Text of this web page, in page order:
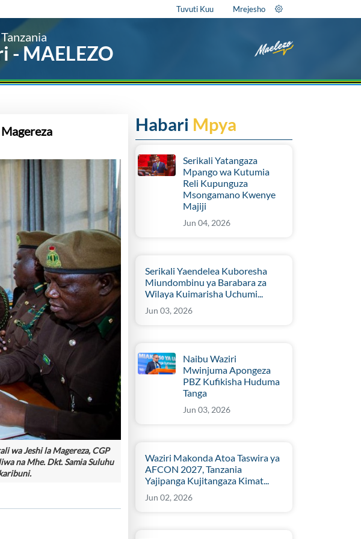
Tuvuti Kuu Mrejesho
- MAELEZO
wa Jeshi la Magereza, CGP
na Mhe. Dkt. Samia Suluhu
Habari Mpya
Serikali Yatangaza
Mpango wa Kutumia
Reli Kupunguza
Msongamano Kwenye
Majiji
Jun 04, 2026
Serikali Yaendelea Kuboresha
Miundombinu ya Barabara za
Wilaya Kuimarisha Uchumi...
Jun 03, 2026
Naibu Waziri
Mwinjuma Apongeza
PBZ Kufikisha Huduma
Tanga
Jun 03, 2026
Waziri Makonda Atoa Taswira ya
AFCON 2027, Tanzania
Yajipanga Kujitangaza Kimat...
Jun 02, 2026